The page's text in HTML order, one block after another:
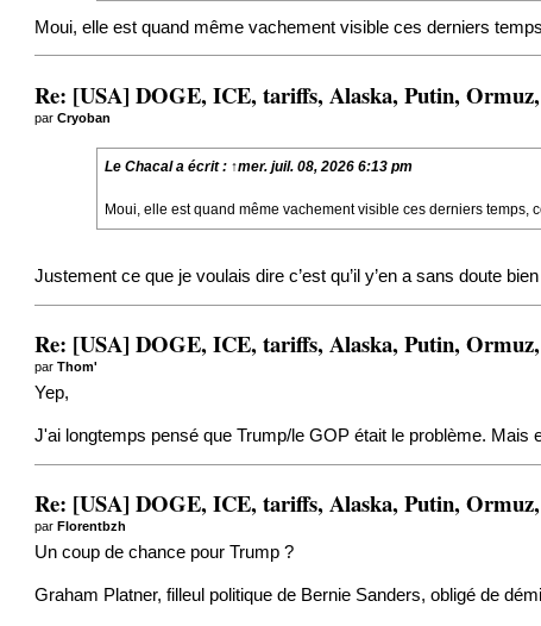
Moui, elle est quand même vachement visible ces derniers
Re: [USA] DOGE, ICE, tariffs, Alaska, Putin,
parCryoban
Le Chacala écrit : ↑mer. juil. 08, 2026 6:13 pm
Moui, elle est quand même vachement visible ces derniers temps,
Justement ce que je voulais dire c’est qu’il y’en a sans doute
Re: [USA] DOGE, ICE, tariffs, Alaska, Putin,
parThom'
Yep,
J'ai longtemps pensé que Trump/le GOP était le problème.
Re: [USA] DOGE, ICE, tariffs, Alaska, Putin,
par Florentbzh
Un coup de chance pour Trump ?
Graham Platner, filleul politique de Bernie Sanders, obligé de